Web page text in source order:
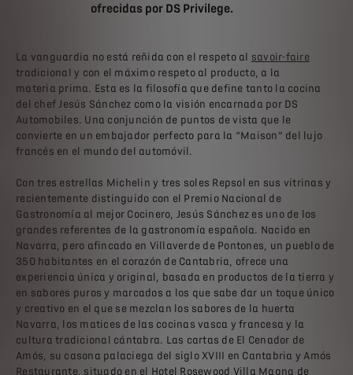
ofrecidas por DS Privilege.
La vanguardia no está reñida con el respeto al savoir-faire
tradicional y con el máximo respeto al producto, a la
materia prima. Esta es la filosofía que define tanto la cocina
del chef Jesús Sánchez como la visión encarnada por DS
Automobiles. Una conjunción de puntos de vista que le
convierte en un embajador perfecto para la “Maison” del lujo
francés en el mundo del automóvil.
Con tres estrellas Michelin y tres soles Repsol en sus vitrinas y
recientemente distinguido con el Premio Nacional de
Gastronomía al mejor Cocinero, Jesús Sánchez es uno de los
grandes referentes de la gastronomía española. Nacido en
Navarra, pero afincado en Villaverde de Pontones, un pueblo de
350 habitantes en el corazón de Cantabria, ofrece una
experiencia única y original, basada en productos de la tierra y
en sabores puros y marcados a los que sabe dar un toque único
y creativo en el que se mezclan los sabores de la huerta
Navarra, los matices de las cocinas vasca y francesa y la
cultura tradicional cántabra. Las cartas de El Cenador de
Amós, su casona palaciega del siglo XVIII en Cantabria y Amós
Restaurante, situado en el Hotel Rosewood Villa Magna de